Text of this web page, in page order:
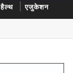
हैल्थ एजुकेशन